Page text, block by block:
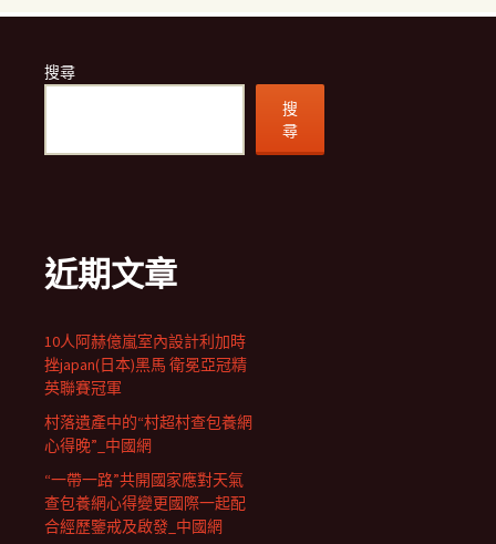
搜尋
搜
尋
近期文章
10人阿赫億嵐室內設計利加時
挫japan(日本)黑馬 衛冕亞冠精
英聯賽冠軍
村落遺產中的“村超村查包養網
心得晚”_中國網
“一帶一路”共開國家應對天氣
查包養網心得變更國際一起配
合經歷鑒戒及啟發_中國網